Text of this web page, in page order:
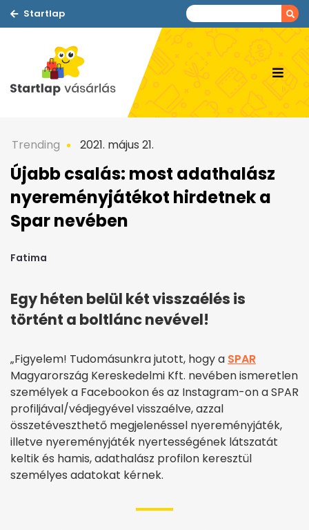
Startlap
Trending 2021. május 21.
Újabb csalás: most adathalász
nyereményjátékot hirdetnek a
Spar nevében
Fatima
Egy héten belül két visszaélés is
történt a boltlánc nevével!
„Figyelem! Tudomásunkra jutott, hogy a SPAR
Magyarország Kereskedelmi Kft. nevében ismeretlen
személyek a Facebookon és az Instagram-on a SPAR
profiljával/védjegyével visszaélve, azzal
összetéveszthető megjelenéssel nyereményjáték,
illetve nyereményjáték nyertességének látszatát
keltik és hamis, adathalász profilon keresztül
személyes adatokat kérnek.